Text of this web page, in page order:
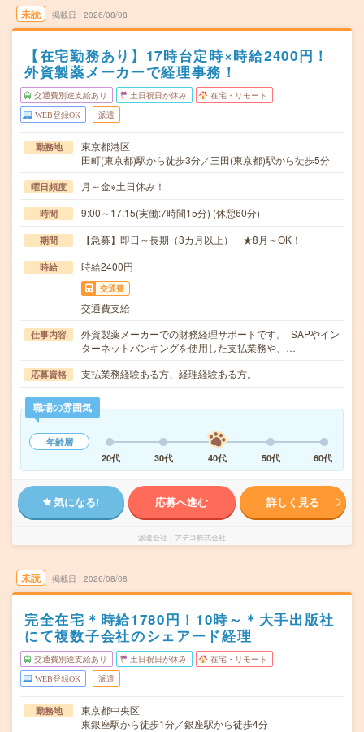
未読 掲載日 2026/08/08
【在宅勤務あり】17時台定時×時給2400円！
外資製薬メーカーで経理事務！
交通費別途支給あり 土日祝日が休み 在宅・リモート
WEB登録OK 派遣
勤務地
東京都港区
田町(東京都)駅から徒歩3分／三田(東京都)駅から徒歩5分
曜日頻度 月～金※土日休み！
時間 9:00～17:15(実働:7時間15分) (休憩60分)
期間 【急募】即日～長期（3カ月以上） ★8月～OK！
時給 時給2400円
交通費
交通費支給
仕事内容
外資製薬メーカーでの財務経理サポートです。 SAPやイン
ターネットバンキングを使用した支払業務や、…
応募資格 支払業務経験ある方、経理経験ある方。
職場の雰囲気
年齢層
20代
30代 40代 50代 60代
気になる! 応募へ進む 詳しく見る
派遣会社 アデコ株式会社
未読 掲載日 2026/08/08
完全在宅＊時給1780円！10時～＊大手出版社
にて複数子会社のシェアード経理
交通費別途支給あり 土日祝日が休み 在宅・リモート
WEB登録OK 派遣
勤務地
東京都中央区
東銀座駅から徒歩1分／銀座駅から徒歩4分